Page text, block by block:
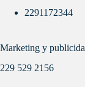
2291172344
Marketing y
229 529 2156